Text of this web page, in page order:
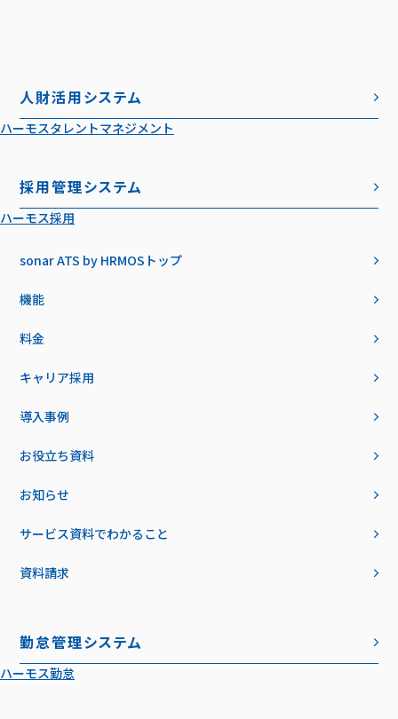
人財活用システム
ハーモスタレントマネジメント
採用管理システム
ハーモス採用
sonar ATS by HRMOS トップ
機能
料金
キャリア採用
導入事例
お役立ち資料
お知らせ
サービス資料でわかること
資料請求
勤怠管理システム
ハーモス勤怠